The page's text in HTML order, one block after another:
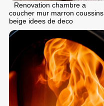
Renovation chambre a
coucher mur marron coussins
beige idees de deco